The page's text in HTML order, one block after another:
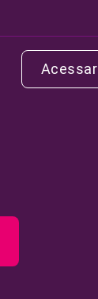
Acessar